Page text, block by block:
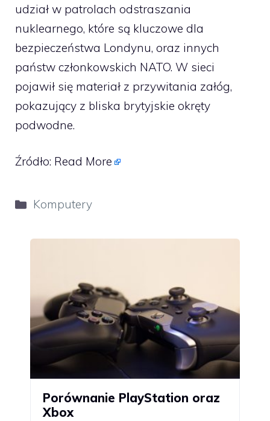
udział w patrolach odstraszania
nuklearnego, które są kluczowe dla
bezpieczeństwa Londynu, oraz innych
państw członkowskich NATO. W sieci
pojawił się materiał z przywitania załóg,
pokazujący z bliska brytyjskie okręty
podwodne.
Źródło: Read More
Kategorie
Komputery
Porównanie PlayStation oraz
Xbox